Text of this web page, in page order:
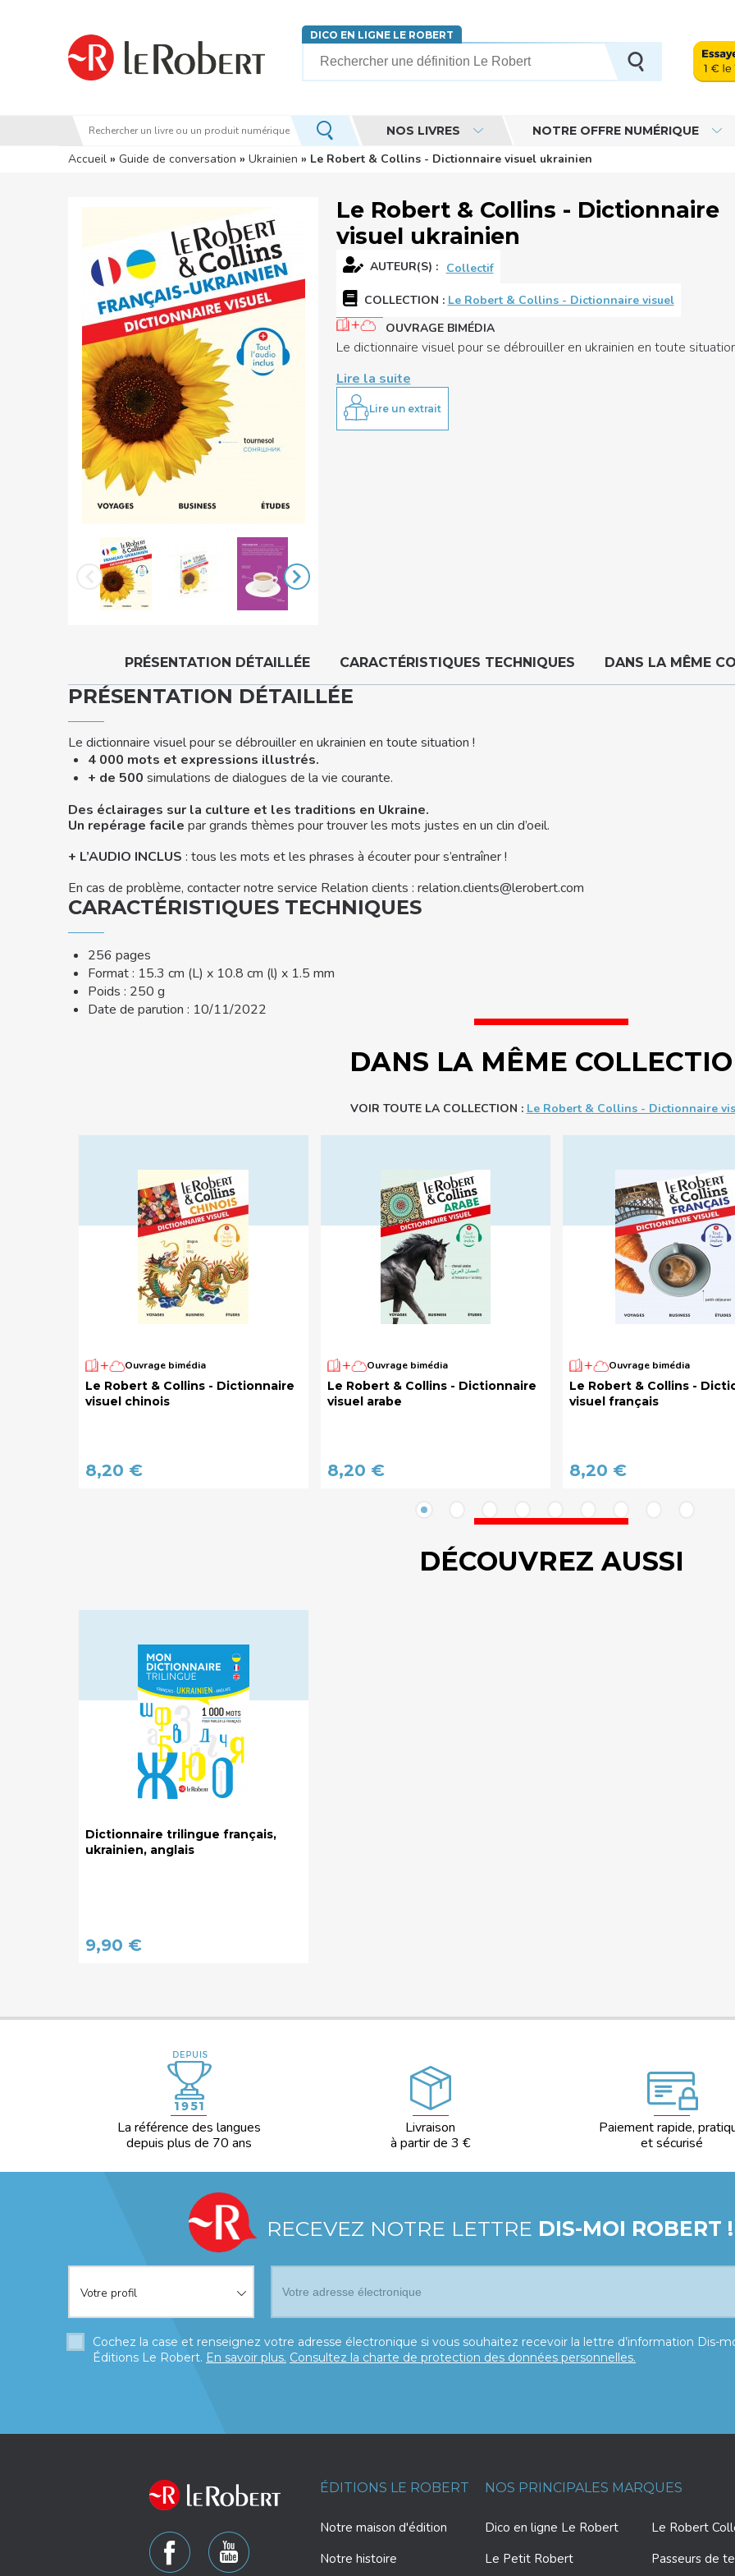
DICO EN LIGNE LE ROBERT
NOS LIVRES NOTRE OFFRE NUMÉRIQUE
Vous êtes ici
Accueil » Guide de conversation » Ukrainien » Le Robert & Collins - Dictionnaire visuel ukrainien
Le Robert & Collins - Dictionnaire
visuel ukrainien
AUTEUR(S) : Collectif
COLLECTION : Le Robert & Collins - Dictionnaire visuel
OUVRAGE BIMÉDIA
Le dictionnaire visuel pour se débrouiller en ukrainien en toute
Lire la suite
Lire un extrait
PRÉSENTATION DÉTAILLÉE CARACTÉRISTIQUES TECHNIQUES DANS LA MÊME
PRÉSENTATION DÉTAILLÉE
Le dictionnaire visuel pour se débrouiller en ukrainien en toute situation !
4 000 mots et expressions illustrés.
+ de 500 simulations de dialogues de la vie courante.
Des éclairages sur la culture et les traditions en Ukraine.
Un repérage facile par grands thèmes pour trouver les mots justes en un clin d’oeil.
+ L’AUDIO INCLUS : tous les mots et les phrases à écouter pour s’entraîner !
En cas de problème, contacter notre service Relation clients : relation.clients@lerobert.com
CARACTÉRISTIQUES TECHNIQUES
256 pages
Format : 15.3 cm (L) x 10.8 cm (l) x 1.5 mm
Poids : 250 g
Date de parution : 10/11/2022
DANS LA MÊME
VOIR TOUTE LA COLLECTION : Le Robert & Collins - Dictionnaire
Ouvrage bimédia
Le Robert & Collins - Dictionnaire
visuel chinois
8,20 €
Ouvrage bimédia
Le Robert & Collins - Dictionnaire
visuel arabe
8,20 €
Ouvrage bimédia
Le Robert & Collins -
visuel français
8,20 €
DÉCOUVREZ AUSSI
Dictionnaire trilingue français,
ukrainien, anglais
9,90 €
La référence des langues
depuis plus de 70 ans
Livraison
à partir de 3 €
Paiement rapide,
et sécurisé
RECEVEZ NOTRE LETTRE DIS-MOI ROBERT !
Votre profil*
Votre profil
Cochez la case et renseignez votre adresse électronique si vous souhaitez recevoir la lettre d’information Dis-
Éditions Le Robert. En savoir plus. Consultez la charte de protection des données personnelles.
ÉDITIONS LE ROBERT
Notre maison d'édition
Notre histoire
NOS PRINCIPALES MARQUES
Dico en ligne Le Robert
Le Petit Robert
Le Robert
Passeurs de